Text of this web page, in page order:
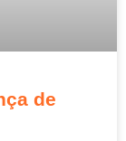
de